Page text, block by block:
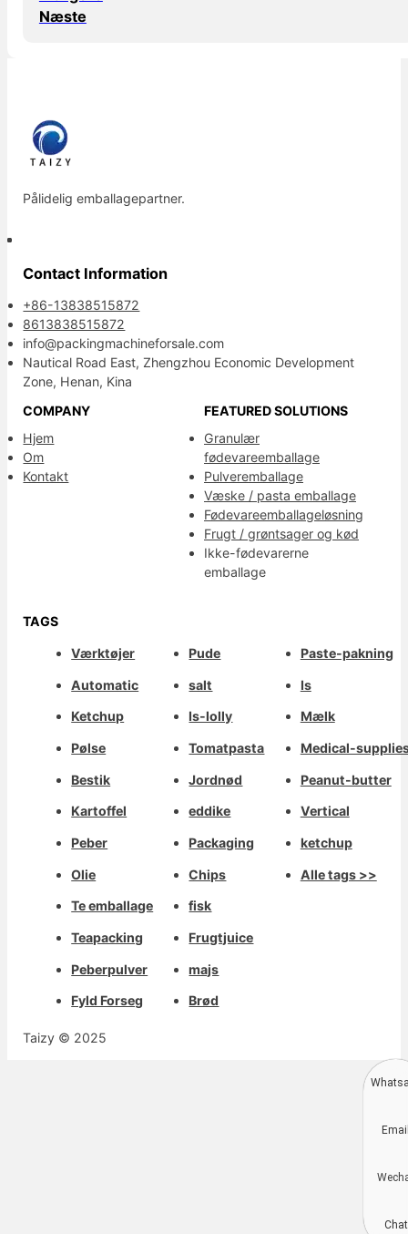
Næste
Pålidelig emballagepartner.
Contact Information
+86-13838515872
8613838515872
info@packingmachineforsale.com
Nautical Road East, Zhengzhou Economic Development
Zone, Henan, Kina
COMPANY
Hjem
Om
Kontakt
FEATURED SOLUTIONS
Granulær
fødevareemballage
Pulveremballage
Væske / pasta emballage
Fødevareemballageløsning
Frugt / grøntsager og kød
Ikke-fødevarerne
emballage
TAGS
Værktøjer
Automatic
Ketchup
Pølse
Bestik
Kartoffel
Peber
Olie
Te emballage
Teapacking
Peberpulver
Fyld Forseg
Pude
salt
Is-lolly
Tomatpasta
Jordnød
eddike
Packaging
Chips
fisk
Frugtjuice
majs
Brød
Paste-pakning
Is
Mælk
Medical-
Peanut-butter
Vertical
ketchup
Alle tags >>
Taizy © 2025
Chat